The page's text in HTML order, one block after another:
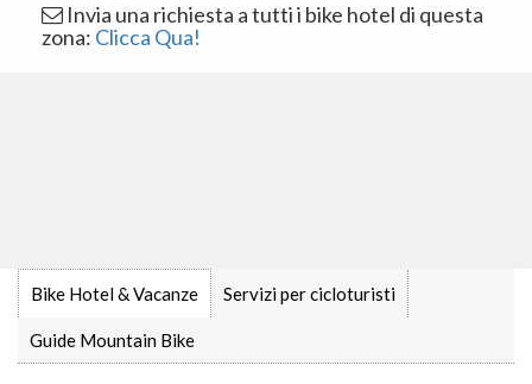
Invia una richiesta a tutti i bike hotel di questa
zona: Clicca Qua!
Bike Hotel & Vacanze Servizi per cicloturisti
Guide Mountain Bike